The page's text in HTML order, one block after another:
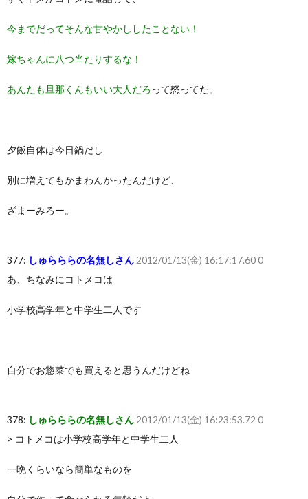
今までだってそんな甘やかししたことない！
嫁ちゃんに八つ当たりするな！
あんたも旦那くんもいい大人だろ って怒ってた。
夕飯自体は今日鍋だし
別に増えてもかまわんかったんだけど、
ざまーみろー。
377: しゅらららの名無しさん 2012/01/13(金) 16:17:17.60 0
あ、ちなみにコトメコは
小学校高学年と中学生二人です
自分でお惣菜でも買えると思うんだけどね
378: しゅらららの名無しさん 2012/01/13(金) 16:23:53.72 0
> コトメコは小学校高学年と中学生二人
一晩くらいなら簡単なものを